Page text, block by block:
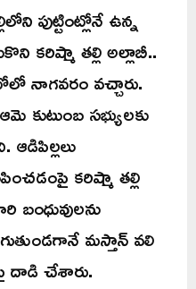
పుట్టింట్లోనే ఉన్న
కరిష్మా తల్లి అల్లాబీ..
నాగవరం వచ్చారు.
కుటుంబ సభ్యులకు
ఆడిపిల్లలు
కరిష్మా తల్లి
మస్తాన్ వలి
దాడి చేశారు.